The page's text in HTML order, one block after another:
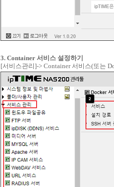
3. Container 서비스 설정하기
[서비스관리]-> Container 서비스(또는